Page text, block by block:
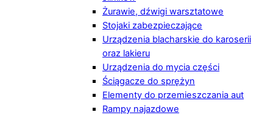
Żurawie, dźwigi warsztatowe
Stojaki zabezpieczające
Urządzenia blacharskie do karoserii
oraz lakieru
Urządzenia do mycia części
Ściągacze do sprężyn
Elementy do przemieszczania aut
Rampy najazdowe